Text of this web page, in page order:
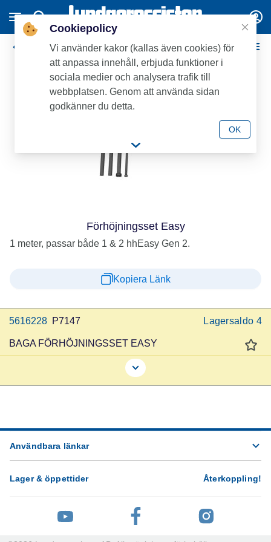
Baga infiltration
Förhöjningsset Easy
1 meter, passar både 1 & 2 hhEasy Gen 2.
Kopiera Länk
5616228 P7147 Lagersaldo 4
BAGA FÖRHÖJNINGSSET EASY
Användbara länkar
Lager & öppettider Återkoppling!
Cookiepolicy
Vi använder kakor (kallas även cookies) för
att anpassa innehåll, erbjuda funktioner i
sociala medier och analysera trafik till
webbplatsen. Genom att använda sidan
godkänner du detta.
OK